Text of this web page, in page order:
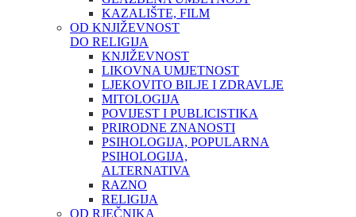
KAZALIŠTE, FILM
OD KNJIŽEVNOST
DO RELIGIJA
KNJIŽEVNOST
LIKOVNA UMJETNOST
LJEKOVITO BILJE I ZDRAVLJE
MITOLOGIJA
POVIJEST I PUBLICISTIKA
PRIRODNE ZNANOSTI
PSIHOLOGIJA, POPULARNA
PSIHOLOGIJA,
ALTERNATIVA
RAZNO
RELIGIJA
OD RJEČNIKA